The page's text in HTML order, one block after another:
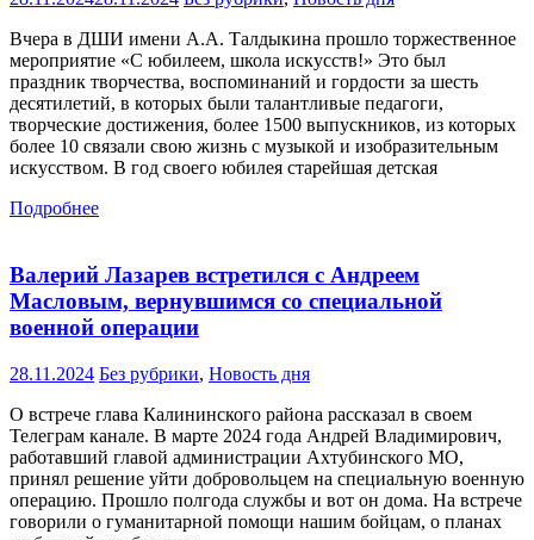
Вчера в ДШИ имени А.А. Талдыкина прошло торжественное
мероприятие «С юбилеем, школа искусств!» Это был
праздник творчества, воспоминаний и гордости за шесть
десятилетий, в которых были талантливые педагоги,
творческие достижения, более 1500 выпускников, из которых
более 10 связали свою жизнь с музыкой и изобразительным
искусством. В год своего юбилея старейшая детская
Подробнее
Валерий Лазарев встретился с Андреем
Масловым, вернувшимся со специальной
военной операции
28.11.2024 Без рубрики, Новость дня
О встрече глава Калининского района рассказал в своем
Телеграм канале. В марте 2024 года Андрей Владимирович,
работавший главой администрации Ахтубинского МО,
принял решение уйти добровольцем на специальную военную
операцию. Прошло полгода службы и вот он дома. На встрече
говорили о гуманитарной помощи нашим бойцам, о планах